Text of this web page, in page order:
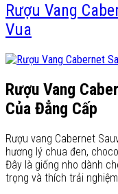
Rượu Vang
Vua
Rượu Vang
Của Đẳng Cấp
Rượu vang Cabernet
hương lý chua đen,
Đây là giống nho dành
trọng và thích trải